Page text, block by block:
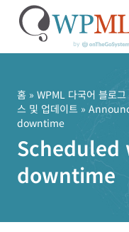
홈 » WPML 다국어 블로
스 및 업데이트 »
downtime
downtime